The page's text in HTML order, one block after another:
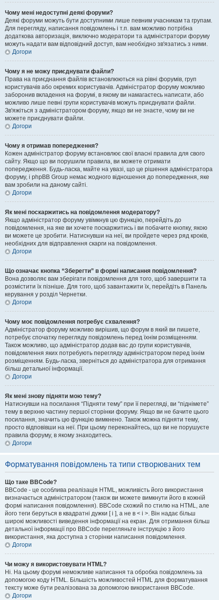
Чому мені недоступні деякі форуми?
Деякі форуми можуть бути доступними лише певним учасникам та групам.
Для перегляду, написання повідомлень і т.п. вам можливо потрібна
додаткова авторизація, виключно модератори та адміністратори форуму
можуть надати вам відповідний доступ, вам необхідно зв'язатись з ними.
Догори
Чому я не можу приєднувати файли?
Права на приєднання файлів встановлюються на рівні форумів, груп
користувачів або окремих користувачів. Адміністратор форуму можливо
заборонив вкладення на форумі, в якому ви намагаєтесь написати, або
можливо лише певні групи користувачів можуть приєднувати файли.
Зв'яжіться з адміністратором форуму, якщо ви не знаєте, чому ви не
можете приєднувати файли.
Догори
Чому я отримав попередження?
Кожен адміністратор форуму встановлює свої власні правила для свого
сайту. Якщо що ви порушили правила, ви можете отримати
попередження. Будь-ласка, майте на увазі, що це рішення адміністратора
форуму, і phpBB Group немає жодного відношення до попередження, яке
вам зробили на даному сайті.
Догори
Як мені поскаржитись на повідомлення модератору?
Якщо адміністратор форуму увімкнув цю функцію, перейдіть до
повідомлення, на яке ви хочете поскаржитись і ви побачите кнопку, якою
ви можете це зробити. Натиснувши на неї, ви пройдете через ряд кроків,
необхідних для відправлення скарги на повідомлення.
Догори
Що означає кнопка “Зберегти” в формі написання повідомлення?
Вона дозволяє вам зберігати повідомлення для того, щоб завершити та
розмістити їх пізніше. Для того, щоб завантажити їх, перейдіть в Панель
керування у розділ Чернетки.
Догори
Чому моє повідомлення потребує схвалення?
Адміністратор форуму можливо вирішив, що форум в який ви пишете,
потребує спочатку перегляду повідомлень перед їхнім розміщенням.
Також можливо, що адміністратор додав вас до групи користувачів,
повідомлення яких потребують перегляду адміністратором перед їхнім
розміщенням. Будь-ласка, зверніться до адміністратора для отримання
більш детальної інформації.
Догори
Як мені знову підняти мою тему?
Натиснувши на посилання “Підняти тему” при її перегляді, ви “піднімете”
тему в верхню частину першої сторінки форуму. Якщо ви не бачите цього
посилання, значить цю функцію вимкнено. Також можна підняти тему,
просто відповівши на неї. При цьому переконайтесь, що ви не порушуєте
правила форуму, в якому знаходитесь.
Догори
Форматування повідомлень та типи створюваних тем
Що таке BBCode?
BBCode - це особлива реалізація HTML, можливість його використання
визначається адміністратором (також ви можете вимкнути його в кожній
формі написання повідомлення). BBCode схожий по стилю на HTML, але
його теги беруться в квадратні дужки [ і ], а не в < і >. Він надає більш
широкі можливості виведення інформації на екран. Для отримання більш
детальної інформації про BBCode перегляньте інструкцію з його
використання, яка доступна з сторінки написання повідомлення.
Догори
Чи можу я використовувати HTML?
Ні. На цьому форумі неможливе написання та обробка повідомлень за
допомогою коду HTML. Більшість можливостей HTML для форматування
тексту може бути реалізована за допомогою використання BBCode.
Догори